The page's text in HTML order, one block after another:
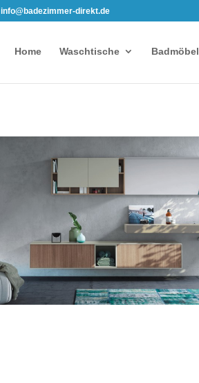
info@badezimmer-direkt.de
Home Waschtische Badmöbel